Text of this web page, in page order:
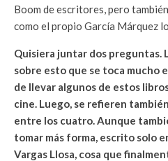
Boom de escritores, pero
como el propio García Márquez
Quisiera juntar dos preguntas.
sobre esto que se toca mucho
de llevar algunos de estos
cine. Luego, se refieren
entre los cuatro. Aunque
tomar más forma, escrito solo
Vargas Llosa, cosa que